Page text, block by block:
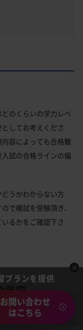
のくらいの学力レベ
してお考えくださ
容によっても合格難
試の合格ラインの偏
うかわからない方
で模試を受験頂き、
るかをご確認下さ
目安
プランを提供
お問い合わせ
はこちら